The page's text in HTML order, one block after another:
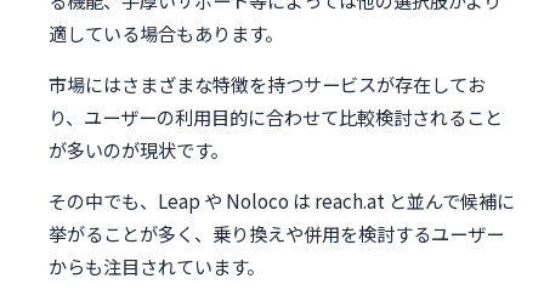
適している場合もあります。
市場にはさまざまな特徴を持つサービスが存在してお
り、ユーザーの利用目的に合わせて比較検討されること
が多いのが現状です。
その中でも、Leap や Noloco は reach.at と並んで候補に
挙がることが多く、乗り換えや併用を検討するユーザー
からも注目されています。